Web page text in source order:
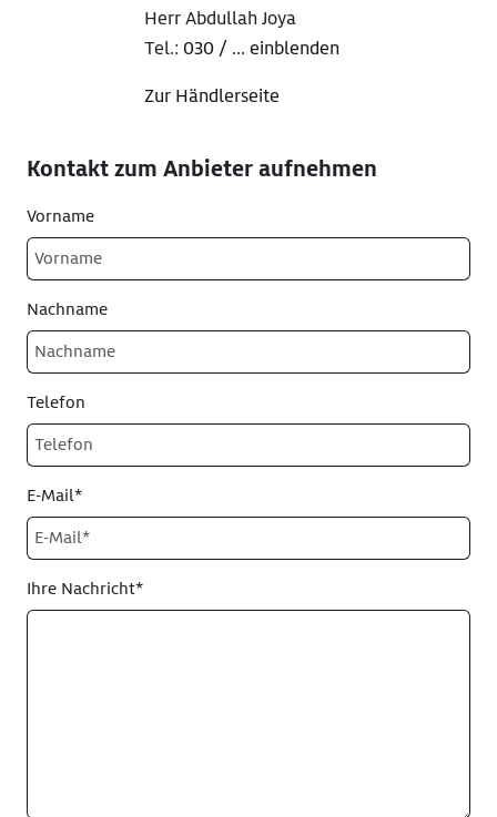
Herr Abdullah Joya
Tel.: 030 / ... einblenden
Zur Händlerseite
Kontakt zum Anbieter aufnehmen
Vorname
Nachname
Telefon
E-Mail*
Ihre Nachricht*